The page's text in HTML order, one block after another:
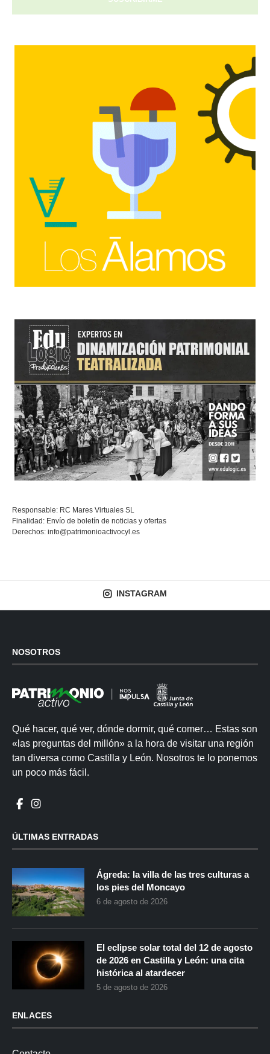
Responsable: RC Mares Virtuales SL
Finalidad: Envío de boletín de noticias y ofertas
Derechos: info@patrimonioactivocyl.es
INSTAGRAM
NOSOTROS
Qué hacer, qué ver, dónde dormir, qué comer… Estas son
«las preguntas del millón» a la hora de visitar una región
tan diversa como Castilla y León. Nosotros te lo ponemos
un poco más fácil.
ÚLTIMAS ENTRADAS
Ágreda: la villa de las tres culturas a
los pies del Moncayo
6 de agosto de 2026
El eclipse solar total del 12 de agosto
de 2026 en Castilla y León: una cita
histórica al atardecer
5 de agosto de 2026
ENLACES